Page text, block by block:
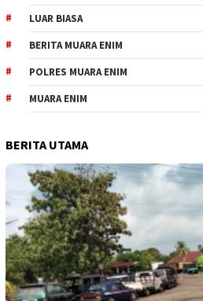
LUAR BIASA
BERITA MUARA ENIM
POLRES MUARA ENIM
MUARA ENIM
BERITA UTAMA